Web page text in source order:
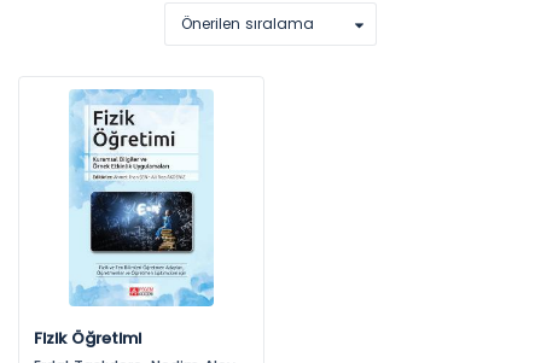
Konulara Göre
Fen Bilimleri (1)
Yayınevlerine Göre
Pegem Akademi Yayıncılık (1)
Yıllara Göre
2017 (1)
Önerilen sıralama
Fizik Öğretimi